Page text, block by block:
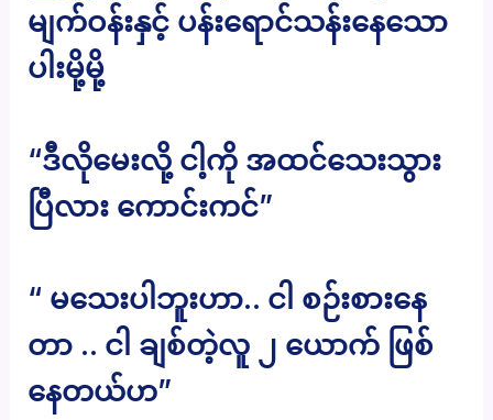
မျက်ဝန်းနှင့် ပန်းရောင်သန်းနေသော
ပါးမို့မို့
“ဒီလိုမေးလို့ ငါ့ကို အထင်သေးသွား
ပြီလား ကောင်းကင်”
“ မသေးပါဘူးဟာ.. ငါ စဉ်းစားနေ
တာ .. ငါ ချစ်တဲ့လူ ၂ ယောက် ဖြစ်
နေတယ်ဟ”